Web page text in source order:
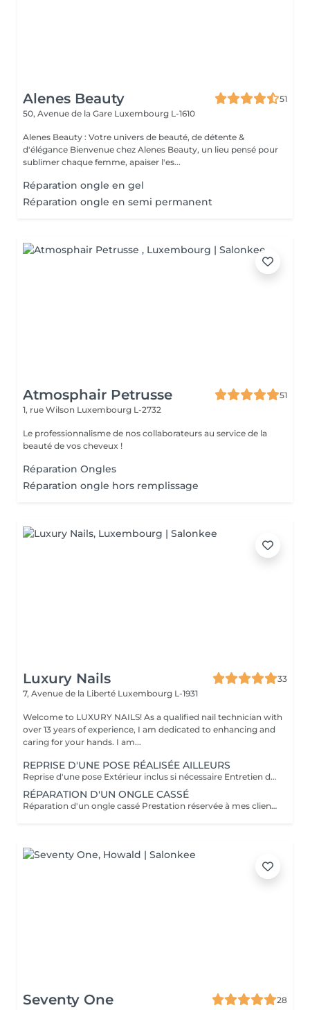
Alenes Beauty
51
50, Avenue de la Gare Luxembourg L-1610
Alenes Beauty : Votre univers de beauté, de détente &
d'élégance Bienvenue chez Alenes Beauty, un lieu pensé pour
sublimer chaque femme, apaiser l'es...
Réparation ongle en gel
Réparation ongle en semi permanent
Atmosphair Petrusse
51
1, rue Wilson Luxembourg L-2732
Le professionnalisme de nos collaborateurs au service de la
beauté de vos cheveux !
Réparation Ongles
Réparation ongle hors remplissage
Luxury Nails
33
7, Avenue de la Liberté Luxembourg L-1931
Welcome to LUXURY NAILS! As a qualified nail technician with
over 13 years of experience, I am dedicated to enhancing and
caring for your hands. I am...
REPRISE D'UNE POSE RÉALISÉE AILLEURS
Reprise d'une pose Extérieur inclus si nécessaire Entretien d'une pose réalisée par une autre prothésiste. Si la pose est correcte, aucun supplément ne sera appliqué. En revanche, si des corrections sont nécessaires, un supplément pourra être ajouté. Non réservable en ligne L'éventuel supplément sera déterminé lors du rendez-vous.
RÉPARATION D'UN ONGLE CASSÉ
Réparation d'un ongle cassé Prestation réservée à mes clientes. Réparation uniquement sur les poses réalisées par mes soins. Cette prestation n'est donc pas réservable en ligne.
Seventy One
28